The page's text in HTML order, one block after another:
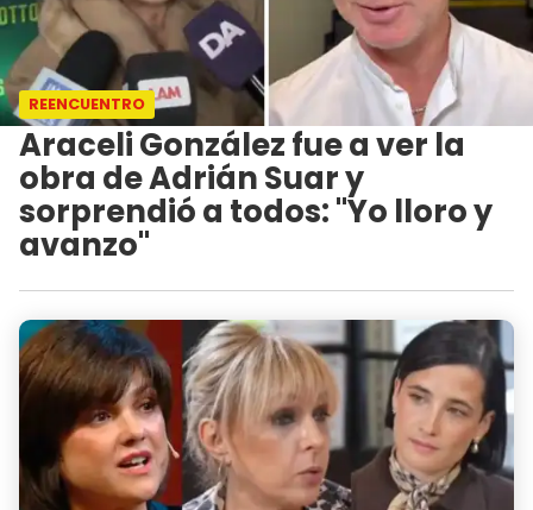
REENCUENTRO
Araceli González fue a ver la
obra de Adrián Suar y
sorprendió a todos: "Yo lloro y
avanzo"